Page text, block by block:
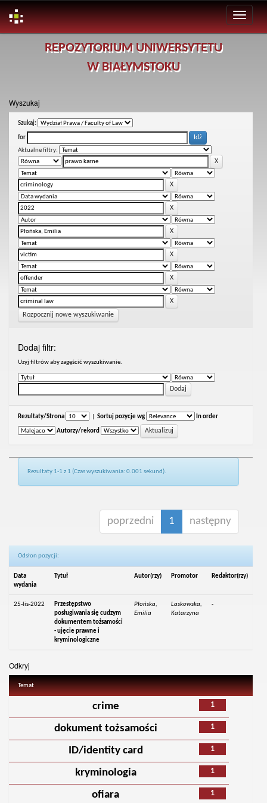
REPOZYTORIUM UNIWERSYTETU
W BIAŁYMSTOKU
Wyszukaj
Szukaj:
for
Aktualne filtry:
Rozpocznij nowe wyszukiwanie
Dodaj filtr:
Uzyj filtrów aby zagęścić wyszukiwanie.
Rezultaty/Strona Sortuj pozycje wg In order
Autorzy/rekord
Rezultaty 1-1 z 1 (Czas wyszukiwania: 0.001 sekund).
poprzedni 1 następny
Odsłon pozycji:
Data
wydania
Tytuł Autor(rzy) Promotor Redaktor(rzy)
25-lis-2022
Przestępstwo
posługiwania się cudzym
dokumentem tożsamości
- ujęcie prawne i
kryminologiczne
Płońska,
Emilia
Laskowska,
Katarzyna
-
Odkryj
Temat
1
crime
1
dokument tożsamości
1
ID/identity card
1
kryminologia
1
ofiara